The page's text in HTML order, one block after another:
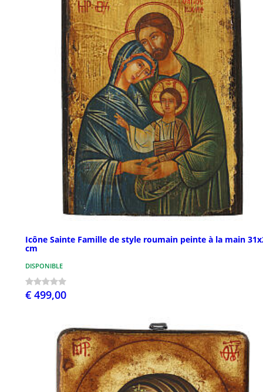
Icône Sainte Famille de style roumain peinte à la main
cm
DISPONIBLE
€ 499,00